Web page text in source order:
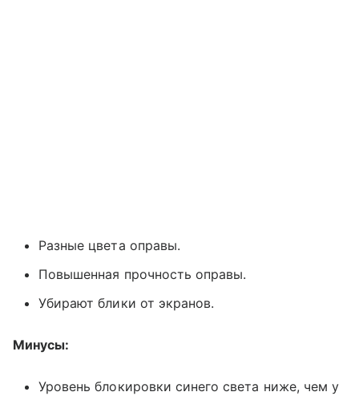
Разные цвета оправы.
Повышенная прочность оправы.
Убирают блики от экранов.
Минусы:
Уровень блокировки синего света ниже, чем у